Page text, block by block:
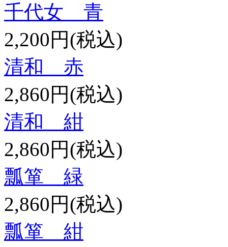
千代女 青
2,200円(税込)
清和 赤
2,860円(税込)
清和 紺
2,860円(税込)
瓢箪 緑
2,860円(税込)
瓢箪 紺